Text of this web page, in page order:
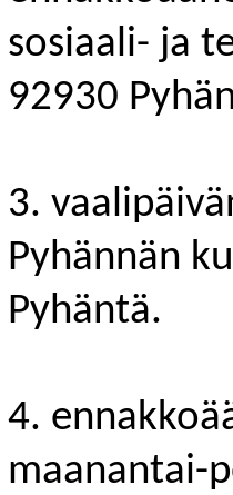
sosiaali- ja
92930
3.
Pyhännän
Pyhäntä.
4.
maanantai-